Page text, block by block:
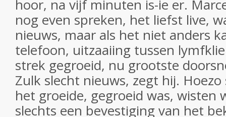
hoor, na vijf minuten is-ie er.
nog even spreken, het liefst live,
nieuws, maar als het niet anders
telefoon, uitzaaiing tussen
strek gegroeid, nu grootste
Zulk slecht nieuws, zegt hij.
het groeide, gegroeid was, wisten
slechts een bevestiging van het